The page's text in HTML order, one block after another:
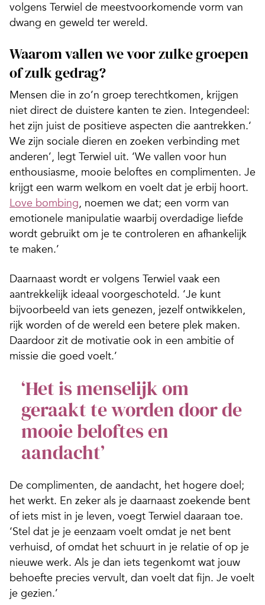
volgens Terwiel de meestvoorkomende vorm van
dwang en geweld ter wereld.
Waarom vallen we voor zulke groepen
of zulk gedrag?
Mensen die in zo’n groep terechtkomen, krijgen
niet direct de duistere kanten te zien. Integendeel:
het zijn juist de positieve aspecten die aantrekken.‘
We zijn sociale dieren en zoeken verbinding met
anderen’, legt Terwiel uit. ‘We vallen voor hun
enthousiasme, mooie beloftes en complimenten. Je
krijgt een warm welkom en voelt dat je erbij hoort.
Love bombing, noemen we dat; een vorm van
emotionele manipulatie waarbij overdadige liefde
wordt gebruikt om je te controleren en afhankelijk
te maken.’
Daarnaast wordt er volgens Terwiel vaak een
aantrekkelijk ideaal voorgeschoteld. ‘Je kunt
bijvoorbeeld van iets genezen, jezelf ontwikkelen,
rijk worden of de wereld een betere plek maken.
Daardoor zit de motivatie ook in een ambitie of
missie die goed voelt.’
‘Het is menselijk om
geraakt te worden door de
mooie beloftes en
aandacht’
De complimenten, de aandacht, het hogere doel;
het werkt. En zeker als je daarnaast zoekende bent
of iets mist in je leven, voegt Terwiel daaraan toe.
‘Stel dat je je eenzaam voelt omdat je net bent
verhuisd, of omdat het schuurt in je relatie of op je
nieuwe werk. Als je dan iets tegenkomt wat jouw
behoefte precies vervult, dan voelt dat fijn. Je voelt
je gezien.’